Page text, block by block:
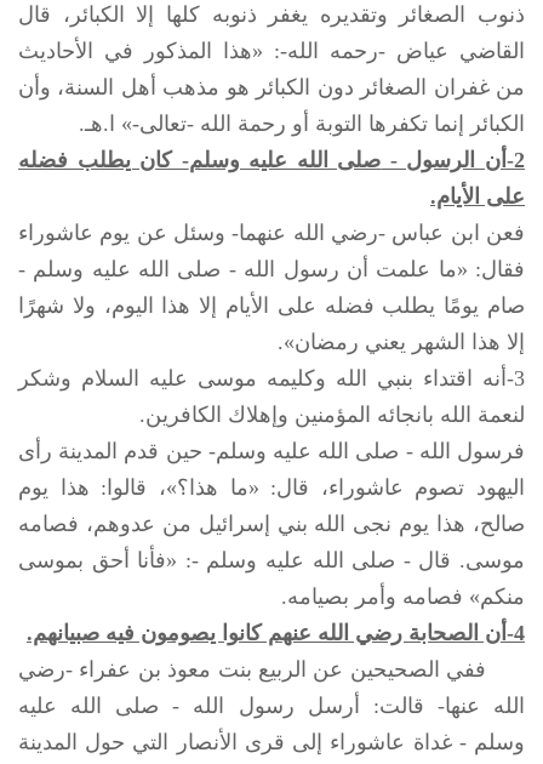
ذنوب الصغائر وتقديره يغفر ذنوبه كلها إلا الكبائر، قال
القاضي عياض -رحمه الله-: «هذا المذكور في الأحاديث
من غفران الصغائر دون الكبائر هو مذهب أهل السنة، وأن
الكبائر إنما تكفرها التوبة أو رحمة الله -تعالى-» ا.هـ.
2-أن الرسول -
صلى الله عليه وسلم- كان يطلب فضله
على الأيام.
فعن ابن عباس -رضي الله عنهما- وسئل عن يوم عاشوراء
فقال: «ما علمت أن رسول الله - صلى الله عليه وسلم -
صام يومًا يطلب فضله على الأيام إلا هذا اليوم، ولا شهرًا
إلا هذا الشهر يعني رمضان».
3-أنه اقتداء بنبي الله وكليمه موسى عليه السلام وشكر
لنعمة الله بانجائه المؤمنين وإهلاك الكافرين.
فرسول الله - صلى الله عليه وسلم- حين قدم المدينة رأى
اليهود تصوم عاشوراء، قال: «ما هذا؟»، قالوا: هذا يوم
صالح، هذا يوم نجى الله بني إسرائيل من عدوهم، فصامه
موسى. قال - صلى الله عليه وسلم-: «فأنا أحق بموسى
منكم» فصامه وأمر بصيامه.
4-أن الصحابة رضي الله عنهم كانوا يصومون فيه صبيانهم.
ففي الصحيحين عن الربيع بنت معوذ بن عفراء -رضي
الله عنها- قالت: أرسل رسول الله - صلى الله عليه
وسلم- غداة عاشوراء إلى قرى الأنصار التي حول المدينة